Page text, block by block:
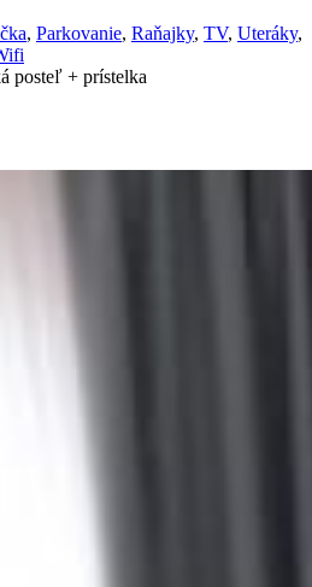
, Parkovanie, Raňajky, TV, Uteráky,
posteľ + prístelka